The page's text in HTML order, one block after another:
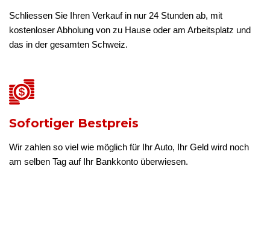
Schliessen Sie Ihren Verkauf in nur 24 Stunden ab, mit
kostenloser Abholung von zu Hause oder am Arbeitsplatz und
das in der gesamten Schweiz.
Sofortiger Bestpreis
Wir zahlen so viel wie möglich für Ihr Auto, Ihr Geld wird noch
am selben Tag auf Ihr Bankkonto überwiesen.